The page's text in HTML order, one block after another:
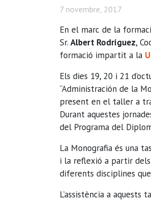
7 novembre, 2017
En el marc de la
Sr. Albert Rodríguez,
formació impartit a la
Els dies 19, 20 i 21
“Administración de la
present en el taller a
Durant aquestes
del Programa del
La Monografia és una
i la reflexió a partir
diferents disciplines que
L’assistència a